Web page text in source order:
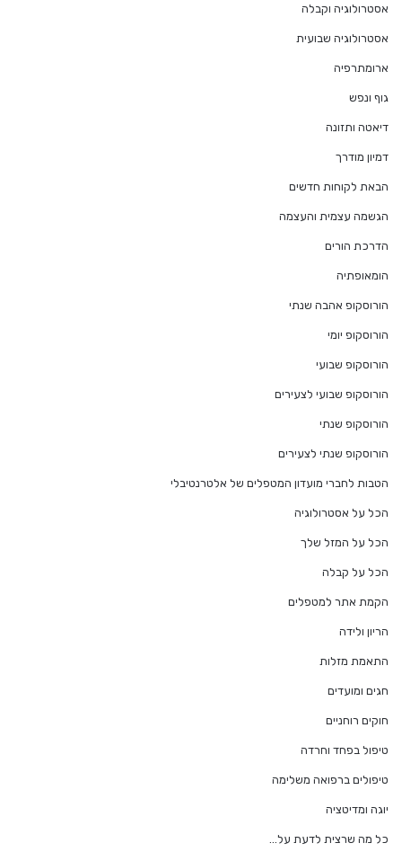
אסטרולוגיה וקבלה
אסטרולוגיה שבועית
ארומתרפיה
גוף ונפש
דיאטה ותזונה
דמיון מודרך
הבאת לקוחות חדשים
הגשמה עצמית והעצמה
הדרכת הורים
הומאופתיה
הורוסקופ אהבה שנתי
הורוסקופ יומי
הורוסקופ שבועי
הורוסקופ שבועי לצעירים
הורוסקופ שנתי
הורוסקופ שנתי לצעירים
הטבות לחברי מועדון המטפלים של אלטרנטיבלי
הכל על אסטרולוגיה
הכל על המזל שלך
הכל על קבלה
הקמת אתר למטפלים
הריון ולידה
התאמת מזלות
חגים ומועדים
חוקים רוחניים
טיפול בפחד וחרדה
טיפולים ברפואה משלימה
יוגה ומדיטציה
כל מה שרצית לדעת על…